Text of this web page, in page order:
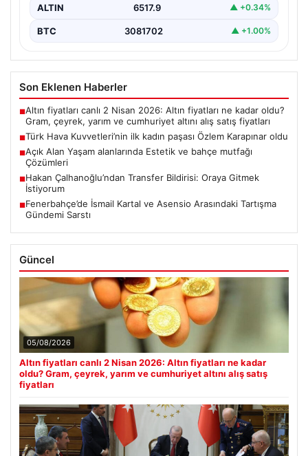
ALTIN 6517.9 ▲ +0.34%
BTC 3081702 ▲ +1.00%
Son Eklenen Haberler
■Altın fiyatları canlı 2 Nisan 2026: Altın fiyatları ne kadar oldu?
Gram, çeyrek, yarım ve cumhuriyet altını alış satış fiyatları
■Türk Hava Kuvvetleri’nin ilk kadın paşası Özlem Karapınar oldu
■Açık Alan Yaşam alanlarında Estetik ve bahçe mutfağı
Çözümleri
■Hakan Çalhanoğlu’ndan Transfer Bildirisi: Oraya Gitmek
İstiyorum
■Fenerbahçe’de İsmail Kartal ve Asensio Arasındaki Tartışma
Gündemi Sarstı
Güncel
05/08/2026
Altın fiyatları canlı 2 Nisan 2026: Altın fiyatları ne kadar
oldu? Gram, çeyrek, yarım ve cumhuriyet altını alış satış
fiyatları